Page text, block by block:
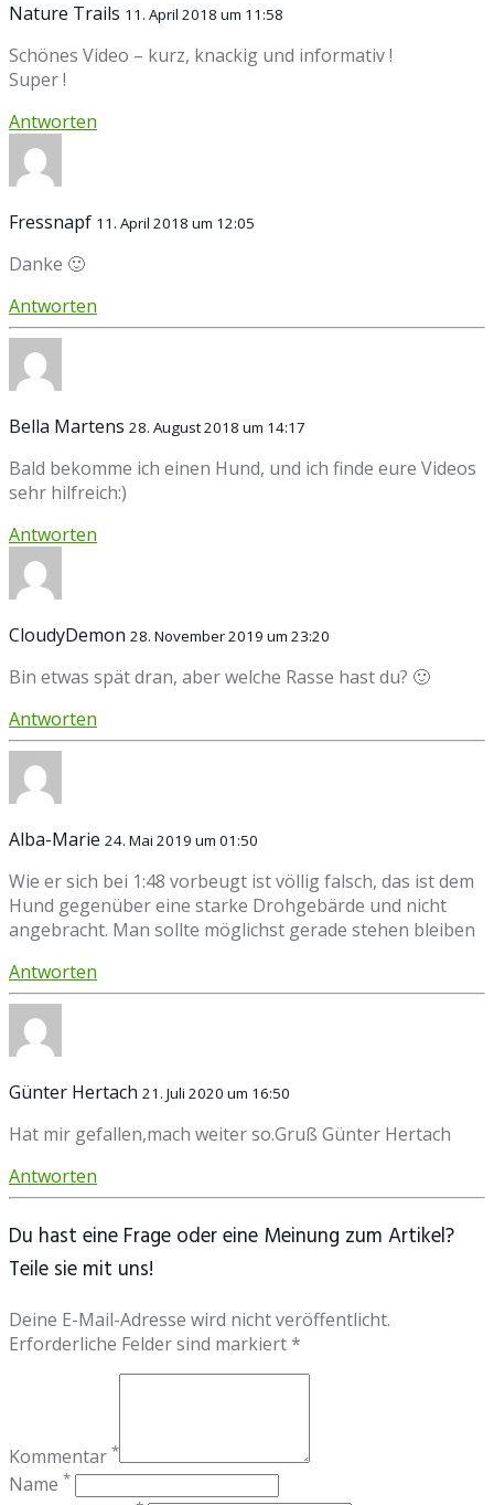
Nature Trails 11. April 2018 um 11:58
Schönes Video – kurz, knackig und informativ !
Super !
Antworten
Fressnapf 11. April 2018 um 12:05
Danke 🙂
Antworten
Bella Martens 28. August 2018 um 14:17
Bald bekomme ich einen Hund, und ich finde eure Videos
sehr hilfreich:)
Antworten
CloudyDemon 28. November 2019 um 23:20
Bin etwas spät dran, aber welche Rasse hast du? 🙂
Antworten
Alba-Marie 24. Mai 2019 um 01:50
Wie er sich bei 1:48 vorbeugt ist völlig falsch, das ist dem
Hund gegenüber eine starke Drohgebärde und nicht
angebracht. Man sollte möglichst gerade stehen bleiben
Antworten
Günter Hertach 21. Juli 2020 um 16:50
Hat mir gefallen,mach weiter so.Gruß Günter Hertach
Antworten
Du hast eine Frage oder eine Meinung zum Artikel?
Teile sie mit uns!
Deine E-Mail-Adresse wird nicht veröffentlicht.
Erforderliche Felder sind markiert *
Kommentar *
Name *